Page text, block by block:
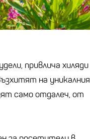
привлича хиляди
на уникалния
само отдалеч, от